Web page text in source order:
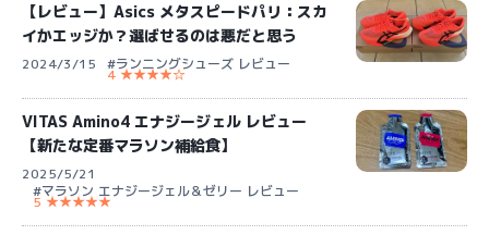
【レビュー】Asics メタスピードパリ：スカ
イかエッジか？選ばせるのは悪だと思う
2024/3/15 #ランニングシューズ レビュー
4 ★★★★☆
VITAS Amino4 エナジージェル レビュー
【新たな定番マラソン補給食】
2025/5/21
#マラソン エナジージェル＆ゼリー レビュー
5 ★★★★★